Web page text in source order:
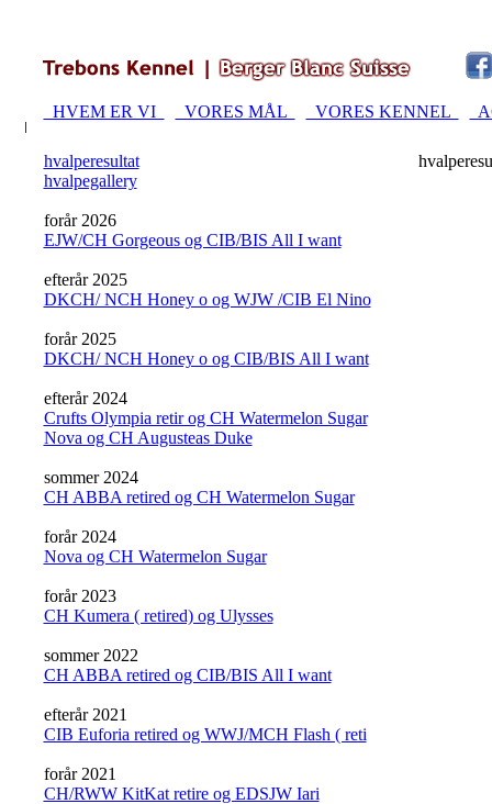
HVEM ER VI VORES MÅL VORES KENNEL
hvalperesultat
hvalpegallery
forår 2026
EJW/CH Gorgeous og CIB/BIS All I want
efterår 2025
DKCH/ NCH Honey o og WJW /CIB El Nino
forår 2025
DKCH/ NCH Honey o og CIB/BIS All I want
efterår 2024
Crufts Olympia retir og CH Watermelon Sugar
Nova og CH Augusteas Duke
sommer 2024
CH ABBA retired og CH Watermelon Sugar
forår 2024
Nova og CH Watermelon Sugar
forår 2023
CH Kumera ( retired) og Ulysses
sommer 2022
CH ABBA retired og CIB/BIS All I want
efterår 2021
CIB Euforia retired og WWJ/MCH Flash ( reti
forår 2021
CH/RWW KitKat retire og EDSJW Iari